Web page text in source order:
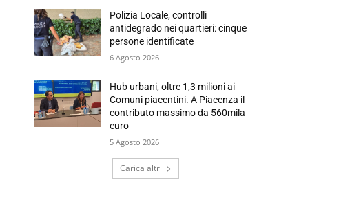
Polizia Locale, controlli
antidegrado nei quartieri: cinque
persone identificate
6 Agosto 2026
Hub urbani, oltre 1,3 milioni ai
Comuni piacentini. A Piacenza il
contributo massimo da 560mila
euro
5 Agosto 2026
Carica altri